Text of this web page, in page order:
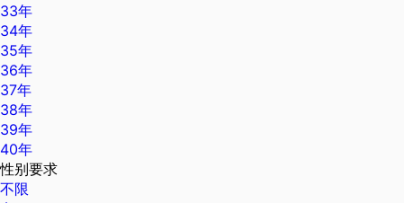
33年
34年
35年
36年
37年
38年
39年
40年
性别要求
不限